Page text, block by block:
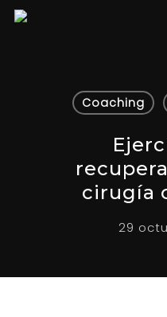
Hit enter to
Coaching
cirugía
29